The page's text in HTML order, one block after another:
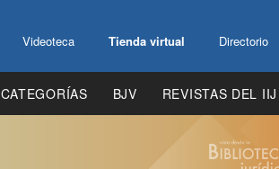
Videoteca Tienda virtual Directorio
CATEGORÍAS BJV REVISTAS DEL IIJ